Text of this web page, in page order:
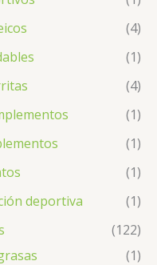
(4)
(1)
(4)
(1)
(1)
(1)
deportiva
(1)
(122)
(1)